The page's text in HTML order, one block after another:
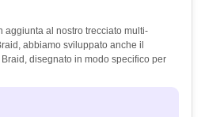
al nostro trecciato multi-
abbiamo sviluppato anche il
disegnato in modo specifico per